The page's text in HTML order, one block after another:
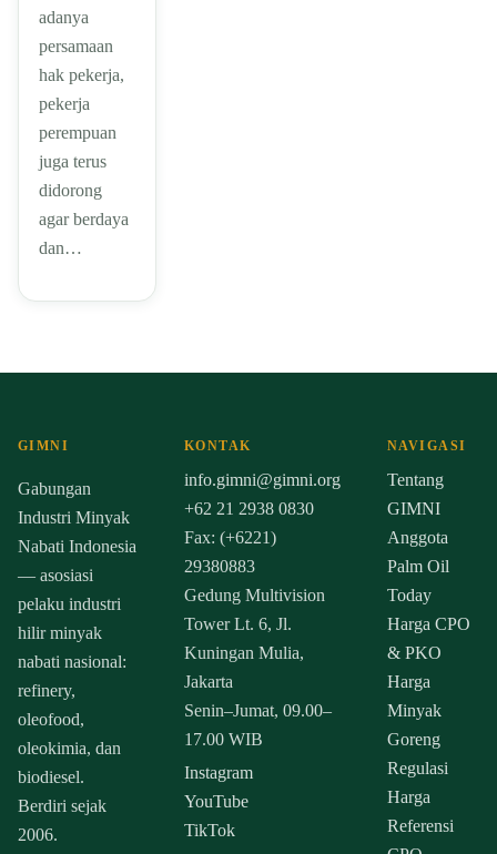
adanya
persamaan
hak pekerja,
pekerja
perempuan
juga terus
didorong
agar berdaya
dan…
GIMNI
Gabungan
Industri Minyak
Nabati Indonesia
— asosiasi
pelaku industri
hilir minyak
nabati nasional:
refinery,
oleofood,
oleokimia, dan
biodiesel.
Berdiri sejak
2006.
KONTAK
info.gimni@gimni.org
+62 21 2938 0830
Fax: (+6221)
29380883
Gedung Multivision
Tower Lt. 6, Jl.
Kuningan Mulia,
Jakarta
Senin–Jumat, 09.00–
17.00 WIB
Instagram
YouTube
TikTok
NAVIGASI
Tentang
GIMNI
Anggota
Palm Oil
Today
Harga CPO
& PKO
Harga
Minyak
Goreng
Regulasi
Harga
Referensi